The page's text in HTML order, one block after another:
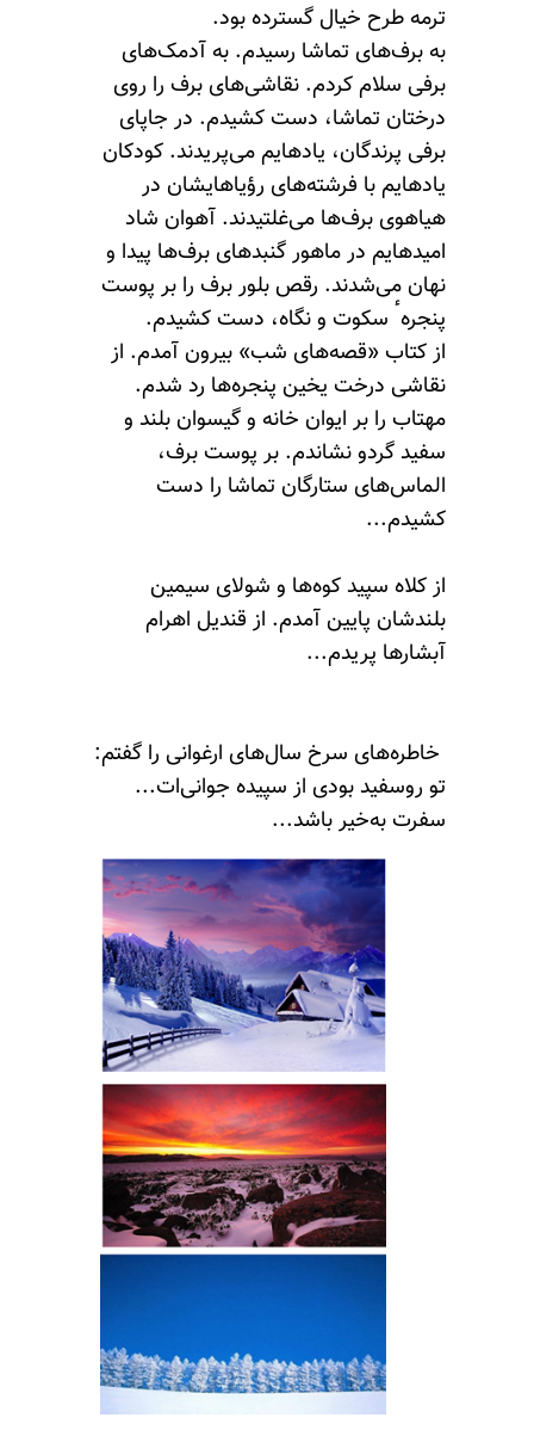
ترمه طرح خیال گسترده بود.
به برف‌های تماشا رسیدم. به آدمک‌های
برفی سلام کردم. نقاشی‌های برف را روی
درختان تماشا، دست کشیدم. در جاپای
برفی پرندگان، یادهایم می‌پریدند. کودکان
یادهایم با فرشته‌های رؤیاهایشان در
هیاهوی برف‌ها می‌غلتیدند. آهوان شاد
امیدهایم در ماهور گنبدهای برف‌ها پیدا و
نهان می‌شدند. رقص بلور برف را بر پوست
پنجرهٴ سکوت و نگاه، دست کشیدم.
از کتاب «قصه‌های شب» بیرون آمدم. از
نقاشی درخت یخین پنجره‌ها رد شدم.
مهتاب را بر ایوان خانه و گیسوان بلند و
سفید گردو نشاندم. بر پوست برف،
الماس‌های ستارگان تماشا را دست
کشیدم...
از کلاه سپید کوه‌ها و شولای سیمین
بلندشان پایین آمدم. از قندیل اهرام
آبشارها پریدم...
خاطره‌های سرخ سال‌های ارغوانی‌ را گفتم:
تو روسفید بودی از سپیده جوانی‌ات...
سفرت به‌خیر باشد...